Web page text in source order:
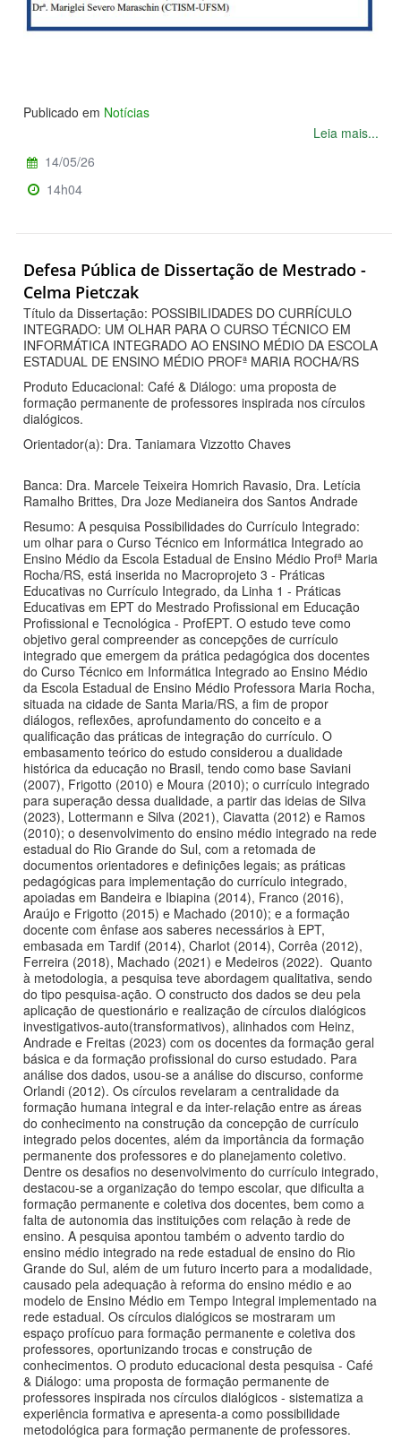
Publicado em Notícias
Leia mais...
14/05/26
14h04
Defesa Pública de Dissertação de Mestrado -
Celma Pietczak
Título da Dissertação: POSSIBILIDADES DO CURRÍCULO
INTEGRADO: UM OLHAR PARA O CURSO TÉCNICO EM
INFORMÁTICA INTEGRADO AO ENSINO MÉDIO DA ESCOLA
ESTADUAL DE ENSINO MÉDIO PROFª MARIA ROCHA/RS
Produto Educacional: Café & Diálogo: uma proposta de
formação permanente de professores inspirada nos círculos
dialógicos.
Orientador(a): Dra. Taniamara Vizzotto Chaves
Banca: Dra. Marcele Teixeira Homrich Ravasio, Dra. Letícia
Ramalho Brittes, Dra Joze Medianeira dos Santos Andrade
Resumo: A pesquisa Possibilidades do Currículo Integrado:
um olhar para o Curso Técnico em Informática Integrado ao
Ensino Médio da Escola Estadual de Ensino Médio Profª Maria
Rocha/RS, está inserida no Macroprojeto 3 - Práticas
Educativas no Currículo Integrado, da Linha 1 - Práticas
Educativas em EPT do Mestrado Profissional em Educação
Profissional e Tecnológica - ProfEPT. O estudo teve como
objetivo geral compreender as concepções de currículo
integrado que emergem da prática pedagógica dos docentes
do Curso Técnico em Informática Integrado ao Ensino Médio
da Escola Estadual de Ensino Médio Professora Maria Rocha,
situada na cidade de Santa Maria/RS, a fim de propor
diálogos, reflexões, aprofundamento do conceito e a
qualificação das práticas de integração do currículo. O
embasamento teórico do estudo considerou a dualidade
histórica da educação no Brasil, tendo como base Saviani
(2007), Frigotto (2010) e Moura (2010); o currículo integrado
para superação dessa dualidade, a partir das ideias de Silva
(2023), Lottermann e Silva (2021), Ciavatta (2012) e Ramos
(2010); o desenvolvimento do ensino médio integrado na rede
estadual do Rio Grande do Sul, com a retomada de
documentos orientadores e definições legais; as práticas
pedagógicas para implementação do currículo integrado,
apoiadas em Bandeira e Ibiapina (2014), Franco (2016),
Araújo e Frigotto (2015) e Machado (2010); e a formação
docente com ênfase aos saberes necessários à EPT,
embasada em Tardif (2014), Charlot (2014), Corrêa (2012),
Ferreira (2018), Machado (2021) e Medeiros (2022). Quanto
à metodologia, a pesquisa teve abordagem qualitativa, sendo
do tipo pesquisa-ação. O constructo dos dados se deu pela
aplicação de questionário e realização de círculos dialógicos
investigativos-auto(transformativos), alinhados com Heinz,
Andrade e Freitas (2023) com os docentes da formação geral
básica e da formação profissional do curso estudado. Para
análise dos dados, usou-se a análise do discurso, conforme
Orlandi (2012). Os círculos revelaram a centralidade da
formação humana integral e da inter-relação entre as áreas
do conhecimento na construção da concepção de currículo
integrado pelos docentes, além da importância da formação
permanente dos professores e do planejamento coletivo.
Dentre os desafios no desenvolvimento do currículo integrado,
destacou-se a organização do tempo escolar, que dificulta a
formação permanente e coletiva dos docentes, bem como a
falta de autonomia das instituições com relação à rede de
ensino. A pesquisa apontou também o advento tardio do
ensino médio integrado na rede estadual de ensino do Rio
Grande do Sul, além de um futuro incerto para a modalidade,
causado pela adequação à reforma do ensino médio e ao
modelo de Ensino Médio em Tempo Integral implementado na
rede estadual. Os círculos dialógicos se mostraram um
espaço profícuo para formação permanente e coletiva dos
professores, oportunizando trocas e construção de
conhecimentos. O produto educacional desta pesquisa - Café
& Diálogo: uma proposta de formação permanente de
professores inspirada nos círculos dialógicos - sistematiza a
experiência formativa e apresenta-a como possibilidade
metodológica para formação permanente de professores.